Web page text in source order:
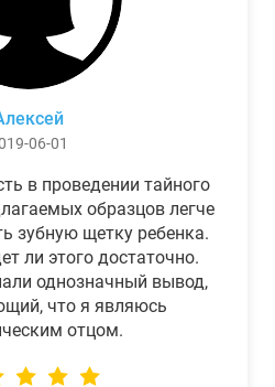
06-01
в проведении тайного
образцов легче
зубную щетку ребенка.
ли этого достаточно.
однозначный вывод,
что я являюсь
отцом.